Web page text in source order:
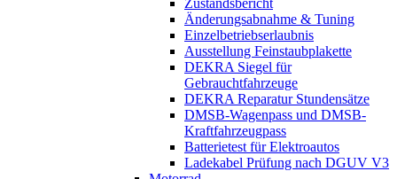
Änderungsabnahme & Tuning
Einzelbetriebserlaubnis
Ausstellung Feinstaubplakette
DEKRA Siegel für
Gebrauchtfahrzeuge
DEKRA Reparatur Stundensätze
DMSB-Wagenpass und DMSB-
Kraftfahrzeugpass
Batterietest für Elektroautos
Ladekabel Prüfung nach DGUV V3